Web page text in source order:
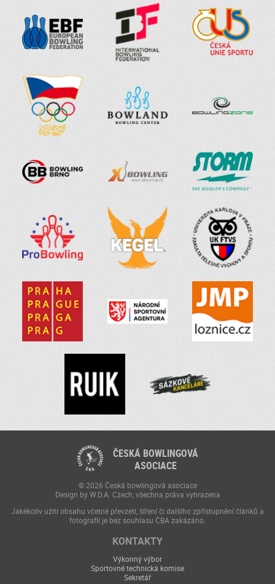
ČESKÁ BOWLINGOVÁ
ASOCIACE
© 2026 Česká bowlingová asociace
Design by W.D.A. Czech, všechna práva vyhrazena
Jakékoliv užití obsahu včetně převzetí, šíření či dalšího zpřístupnění článků a
fotografií je bez souhlasu ČBA zakázáno.
KONTAKTY
Výkonný výbor
Sportovně technická komise
Sekretář